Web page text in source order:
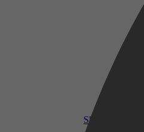
SkyShowtime